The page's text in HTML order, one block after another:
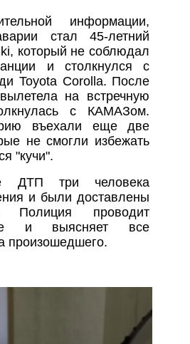
информации,
стал 45-летний
который не соблюдал
и столкнулся с
Toyota Corolla. После
на встречную
с КАМАЗом.
въехали еще две
не смогли избежать
"кучи".
ДТП три человека
и были доставлены
Полиция проводит
и выясняет все
произошедшего.